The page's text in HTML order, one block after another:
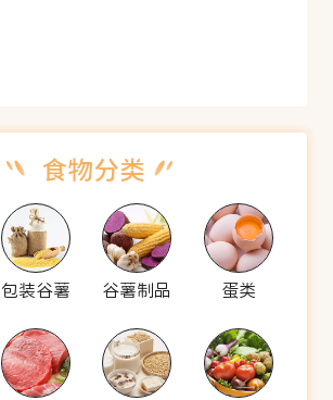
包装谷薯 谷薯制品 蛋类